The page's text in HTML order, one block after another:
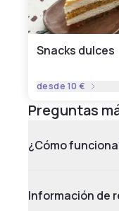
Snacks dulces
desde 10 €
Preguntas
¿Cómo
Información de